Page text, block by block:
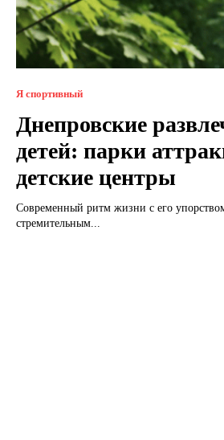
Я спортивный
Днепровские
детей: парки
детские центры
Современный ритм жизни с его
стремительным...